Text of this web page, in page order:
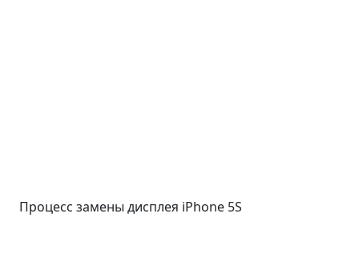
Процесс замены дисплея iPhone 5S